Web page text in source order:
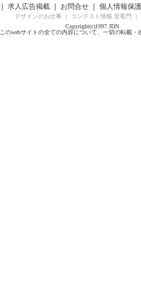
求人広告掲載｜ お問合せ｜ 個人情報保
デザインのお仕事｜ コンテスト情報 登竜門
Copyright(c)1997 JDN
このwebサイトの全ての内容について、一切の転載・